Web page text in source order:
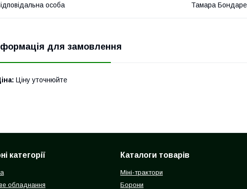
особа Тамара
для замовлення
Ціну уточнюйте
категорії
обладнання
Каталоги товарів
Міні-трактори
Борони